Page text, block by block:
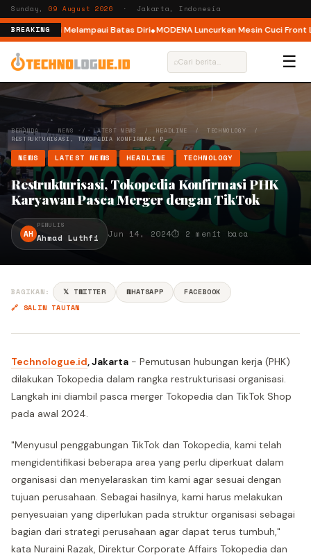
Sunday, 09 August 2026 · Jakarta, Indonesia
BREAKING
Pelari Melampaui Batas Diri MODENA Luncurkan Mesin Cuci Front
⌕ ☰
BERANDA/ NEWS / LATEST NEWS / HEADLINE /TECHNOLOGY /
RESTRUKTURISASI, TOKOPEDIA KONFIRMASI P…
NEWS LATEST NEWS HEADLINE TECHNOLOGY
Restrukturisasi, Tokopedia Konfirmasi PHK
Karyawan Pasca Merger dengan TikTok
AH
PENULIS
Ahmad Luthfi Jun 14, 2024⏱ 2 menit baca
BAGIKAN: 𝕏 TWITTER WHATSAPP
FACEBOOK
🔗 SALIN TAUTAN
Technologue.id, Jakarta - Pemutusan hubungan kerja (PHK)
dilakukan Tokopedia dalam rangka restrukturisasi organisasi.
Langkah ini diambil pasca merger Tokopedia dan TikTok Shop
pada awal 2024.
"Menyusul penggabungan TikTok dan Tokopedia, kami telah
mengidentifikasi beberapa area yang perlu diperkuat dalam
organisasi dan menyelaraskan tim kami agar sesuai dengan
tujuan perusahaan. Sebagai hasilnya, kami harus melakukan
penyesuaian yang diperlukan pada struktur organisasi sebagai
bagian dari strategi perusahaan agar dapat terus tumbuh,"
kata Nuraini Razak, Direktur Corporate Affairs Tokopedia dan